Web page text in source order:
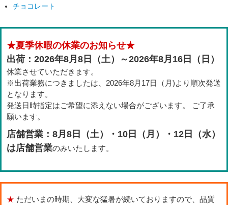
チョコレート
★夏季休暇の休業のお知らせ★
出荷：2026年8月8日（土）～2026年8月16日（日）
休業させていただきます。
※出荷業務につきましたは、2026年8月17日（月)より順次発送
となります。
発送日時指定はご希望に添えない場合がございます。 ご了承
願います。
店舗営業：8月8日（土）・10日（月）・12日（水）
は店舗営業のみいたします。
★ ただいまの時期、大変な猛暑が続いておりますので、品質